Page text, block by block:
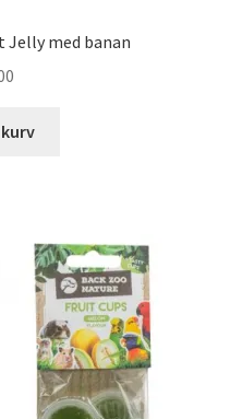
Jelly med banan